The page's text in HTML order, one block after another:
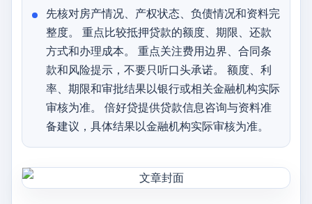
先核对房产情况、产权状态、负债情况和资料完
整度。 重点比较抵押贷款的额度、期限、还款
方式和办理成本。 重点关注费用边界、合同条
款和风险提示，不要只听口头承诺。 额度、利
率、期限和审批结果以银行或相关金融机构实际
审核为准。 倍好贷提供贷款信息咨询与资料准
备建议，具体结果以金融机构实际审核为准。